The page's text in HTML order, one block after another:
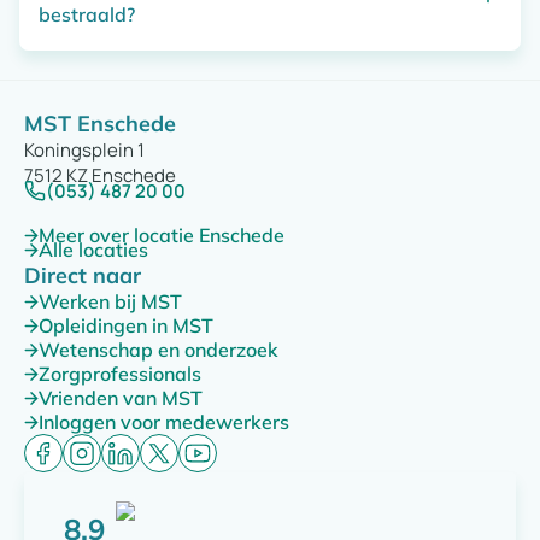
dezelfde dosis. Kleine verschillen in tijd of geluid zijn
normaal en hebben geen invloed op de werking.
bestraald?
gezonde weefsel rondom de tumor zoveel mogelijk.
MST Enschede
Koningsplein 1
7512 KZ Enschede
(053) 487 20 00
Meer over locatie Enschede
Alle locaties
Direct naar
Werken bij MST
Opleidingen in MST
Wetenschap en onderzoek
Zorgprofessionals
Vrienden van MST
Inloggen voor medewerkers
8,9Score: 8,9 van 10 punten